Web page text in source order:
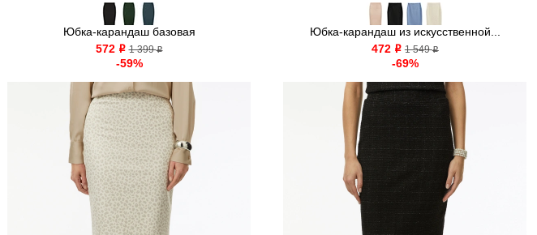
Юбка-карандаш базовая
572 o 1 399o
-59%
Юбка-карандаш из искусственной...
472 o 1 549o
-69%